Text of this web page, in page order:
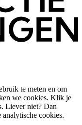
te meten en om
we cookies. Klik je
Liever niet? Dan
analytische cookies.